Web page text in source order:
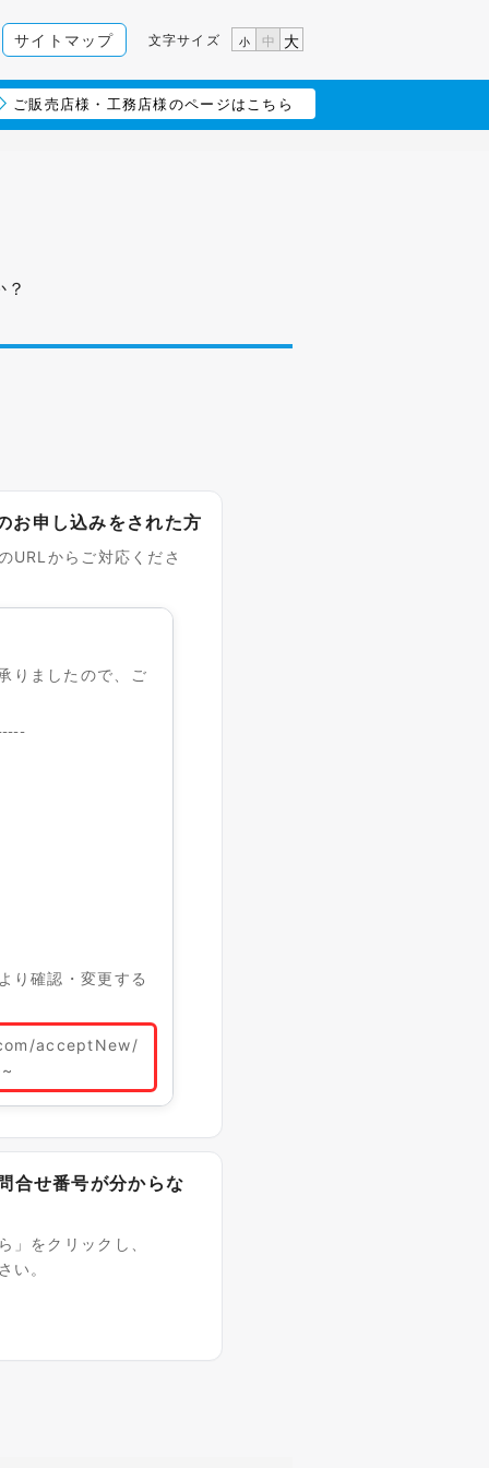
サイトマップ 文字サイズ 小 中 大
ご販売店様・工務店様のページはこちら
申し込みをされた方
URLからご対応くださ
りましたので、ご
り確認・変更する
acceptNew/
せ番号が分からな
」をクリックし、
い。